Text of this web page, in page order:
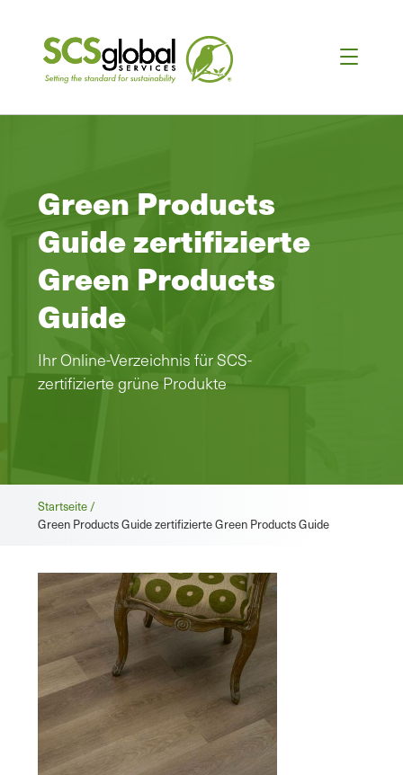
Green Products
Guide zertifizierte
Green Products
Guide
Ihr Online-Verzeichnis für SCS-
zertifizierte grüne Produkte
Brotkrümel
Startseite /
Green Products Guide zertifizierte Green Products Guide